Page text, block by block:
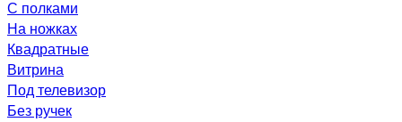
С полками
На ножках
Квадратные
Витрина
Под телевизор
Без ручек